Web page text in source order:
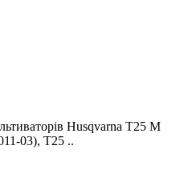
Husqvarna T25 M
03), T25 ..